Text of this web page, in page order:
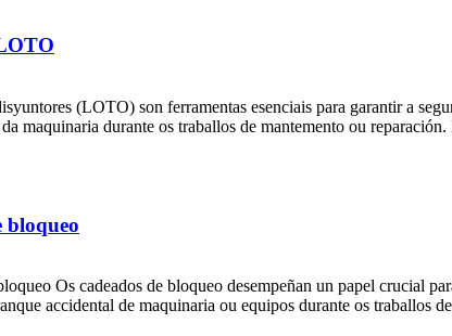
(LOTO) son ferramentas esenciais para garantir a
maquinaria durante os traballos de mantemento ou
bloqueo
Os cadeados de bloqueo desempeñan un papel crucial
accidental de maquinaria ou equipos durante os traballos